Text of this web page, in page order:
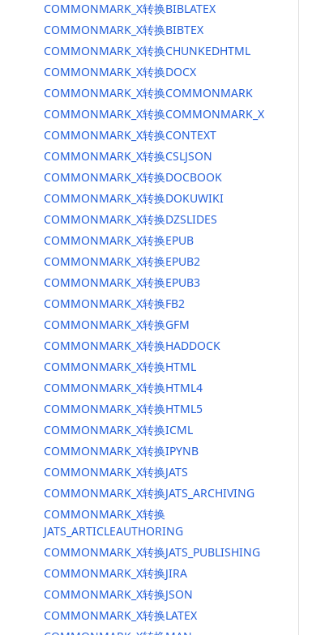
COMMONMARK_X转换BIBLATEX
COMMONMARK_X转换BIBTEX
COMMONMARK_X转换CHUNKEDHTML
COMMONMARK_X转换DOCX
COMMONMARK_X转换COMMONMARK
COMMONMARK_X转换COMMONMARK_X
COMMONMARK_X转换CONTEXT
COMMONMARK_X转换CSLJSON
COMMONMARK_X转换DOCBOOK
COMMONMARK_X转换DOKUWIKI
COMMONMARK_X转换DZSLIDES
COMMONMARK_X转换EPUB
COMMONMARK_X转换EPUB2
COMMONMARK_X转换EPUB3
COMMONMARK_X转换FB2
COMMONMARK_X转换GFM
COMMONMARK_X转换HADDOCK
COMMONMARK_X转换HTML
COMMONMARK_X转换HTML4
COMMONMARK_X转换HTML5
COMMONMARK_X转换ICML
COMMONMARK_X转换IPYNB
COMMONMARK_X转换JATS
COMMONMARK_X转换JATS_ARCHIVING
COMMONMARK_X转换
JATS_ARTICLEAUTHORING
COMMONMARK_X转换JATS_PUBLISHING
COMMONMARK_X转换JIRA
COMMONMARK_X转换JSON
COMMONMARK_X转换LATEX